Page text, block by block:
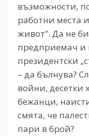
възможности,
работни места
живот”. Да не
предприемач и
президентски
– да бълнува?
войни,
бежанци,
смята, че
пари в брой?